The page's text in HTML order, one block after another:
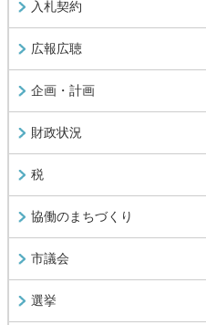
入札契約
広報広聴
企画・計画
財政状況
税
協働のまちづくり
市議会
選挙